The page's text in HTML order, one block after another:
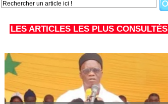
LES ARTICLES LES PLUS CONSULTÉS